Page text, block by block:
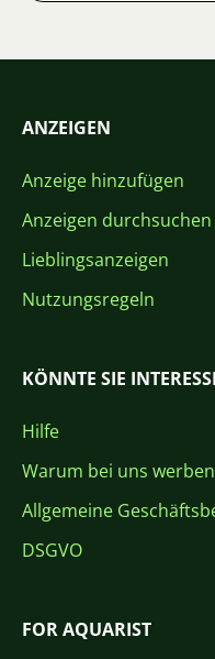
ANZEIGEN
Anzeige hinzufügen
Anzeigen durchsuchen
Lieblingsanzeigen
Nutzungsregeln
KÖNNTE SIE
Hilfe
Warum bei uns werben
Allgemeine
DSGVO
FOR AQUARIST